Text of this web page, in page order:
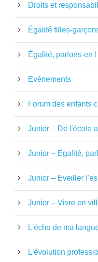
Droits et
Égalité filles-
Égalité, parlons-en !
Evénements
Forum des enfants
Junior – De l'école
Junior – Égalité,
Junior – Eveiller
Junior – Vivre en
L'écho de ma
L'évolution